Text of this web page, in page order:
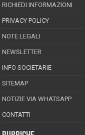
RICHIEDI INFORMAZIONI
PRIVACY POLICY
NOTE LEGALI
NEWSLETTER
INFO SOCIETARIE
SITEMAP
NOTIZIE VIA WHATSAPP
CONTATTI